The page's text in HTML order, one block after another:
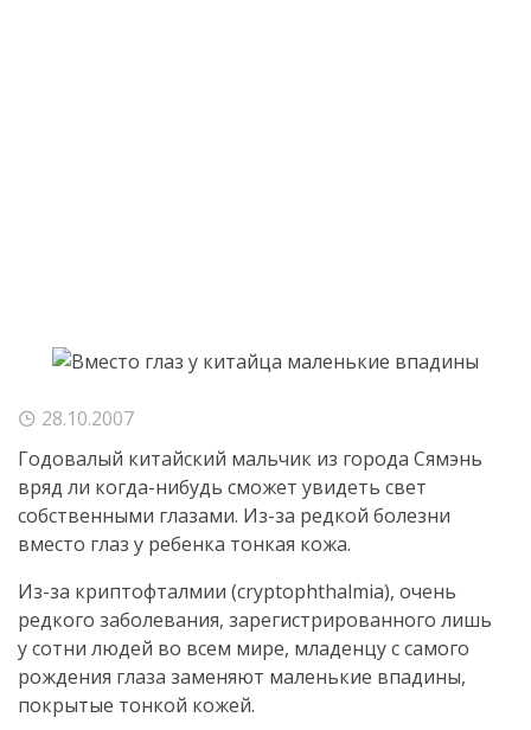
28.10.2007
Годовалый китайский мальчик из города Сямэнь
вряд ли когда-нибудь сможет увидеть свет
собственными глазами. Из-за редкой болезни
вместо глаз у ребенка тонкая кожа.
Из-за криптофталмии (cryptophthalmia), очень
редкого заболевания, зарегистрированного лишь
у сотни людей во всем мире, младенцу с самого
рождения глаза заменяют маленькие впадины,
покрытые тонкой кожей.